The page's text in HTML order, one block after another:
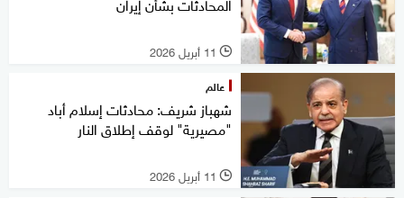
l 11 أبريل 2026
عالم
شهباز شريف: محادثات إسلام أباد
"مصيرية" لوقف إطلاق النار
l 11 أبريل 2026